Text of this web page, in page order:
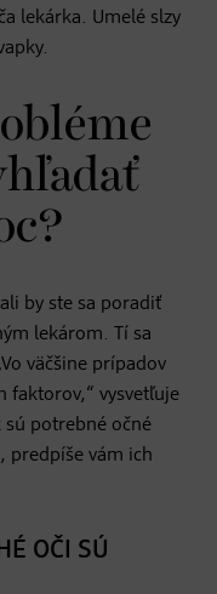
lekárka. Umelé slzy
by ste sa poradiť
lekárom. Tí sa
väčšine prípadov
faktorov,“ vysvetľuje
sú potrebné očné
predpíše vám ich
OČI SÚ